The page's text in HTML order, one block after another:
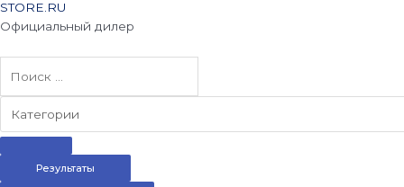
STORE.RU
Официальный дилер
Результаты